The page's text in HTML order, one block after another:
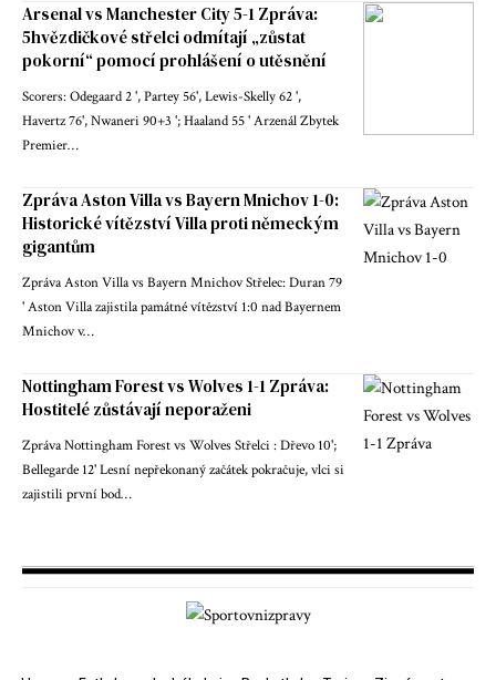
Arsenal vs Manchester City 5-1 Zpráva:
5hvězdičkové střelci odmítají „zůstat
pokorní“ pomocí prohlášení o utěsnění
Scorers: Odegaard 2 ', Partey 56', Lewis-Skelly 62 ',
Havertz 76', Nwaneri 90+3 '; Haaland 55 ' Arzenál Zbytek
Premier…
Zpráva Aston Villa vs Bayern Mnichov 1-0:
Historické vítězství Villa proti německým
gigantům
Zpráva Aston Villa vs Bayern Mnichov Střelec: Duran 79
' Aston Villa zajistila památné vítězství 1:0 nad Bayernem
Mnichov v…
Nottingham Forest vs Wolves 1-1 Zpráva:
Hostitelé zůstávají neporaženi
Zpráva Nottingham Forest vs Wolves Střelci : Dřevo 10';
Bellegarde 12' Lesní nepřekonaný začátek pokračuje, vlci si
zajistili první bod…